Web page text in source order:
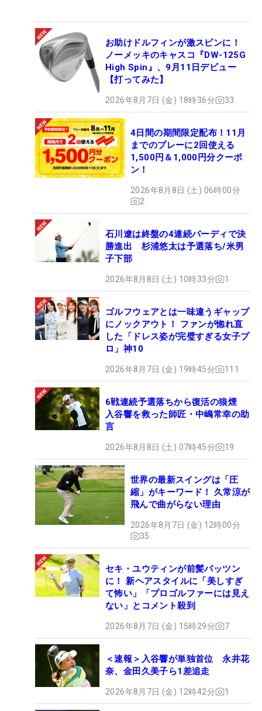
お助けドルフィンが激スピンに！
ノーメッキのキャスコ『DW-125G
High Spin』、9月11日デビュー
【打ってみた】
2026年8月7日 (金) 18時36分 33
4日間の期間限定配布！11月
までのプレーに2回使える
1,500円＆1,000円分クーポ
ン！
2026年8月8日 (土) 06時00分
2
石川遼は終盤の4連続バーディで決
勝進出 杉浦悠太は予選落ち/米男
子下部
2026年8月8日 (土) 10時33分 1
ゴルフウェアとは一味違うギャップ
にノックアウト！ ファンが惚れ直
した「ドレス姿が完璧すぎる女子プ
ロ」神10
2026年8月7日 (金) 19時45分 111
6戦連続予選落ちから復活の狼煙
入谷響を救った師匠・中嶋常幸の助
言
2026年8月8日 (土) 07時45分 19
世界の最新スイングは「圧
縮」がキーワード！ 久常涼が
飛んで曲がらない理由
2026年8月7日 (金) 12時00分
35
セキ・ユウティンが前髪パッツン
に！ 新ヘアスタイルに「美しすぎ
て怖い」「プロゴルファーには見え
ない」とコメント殺到
2026年8月7日 (金) 15時29分 7
＜速報＞入谷響が単独首位 永井花
奈、金田久美子ら1差追走
2026年8月7日 (金) 12時42分 1